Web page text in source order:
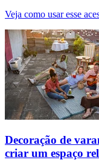
Veja como usar esse
Decoração de
criar um espaço